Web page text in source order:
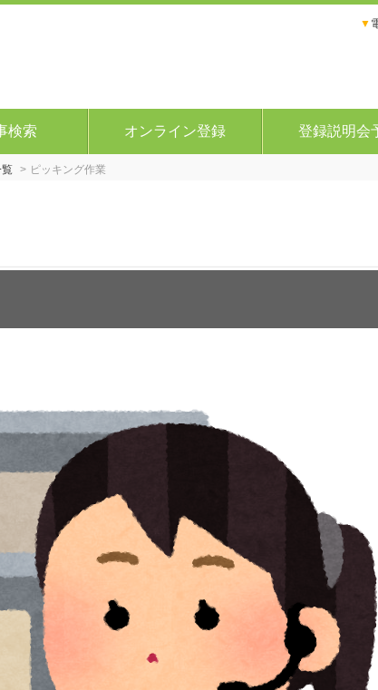
▼
検索 オンライン登録 登録説明会
ピッキング作業